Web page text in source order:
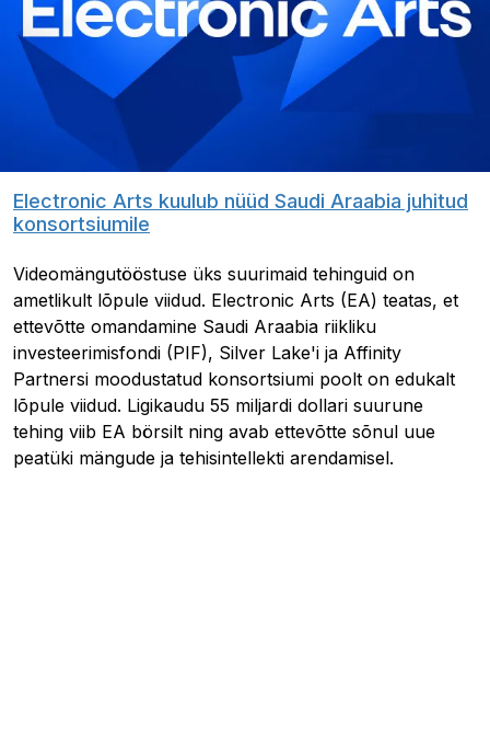
Electronic Arts kuulub nüüd Saudi Araabia juhitud
konsortsiumile
Videomängutööstuse üks suurimaid tehinguid on
ametlikult lõpule viidud. Electronic Arts (EA) teatas, et
ettevõtte omandamine Saudi Araabia riikliku
investeerimisfondi (PIF), Silver Lake'i ja Affinity
Partnersi moodustatud konsortsiumi poolt on edukalt
lõpule viidud. Ligikaudu 55 miljardi dollari suurune
tehing viib EA börsilt ning avab ettevõtte sõnul uue
peatüki mängude ja tehisintellekti arendamisel.